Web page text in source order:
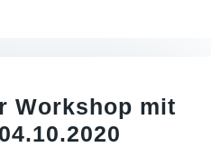
Workshop mit